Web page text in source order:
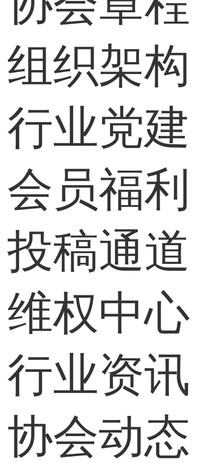
组织架构
行业党建
会员福利
投稿通道
维权中心
行业资讯
协会动态